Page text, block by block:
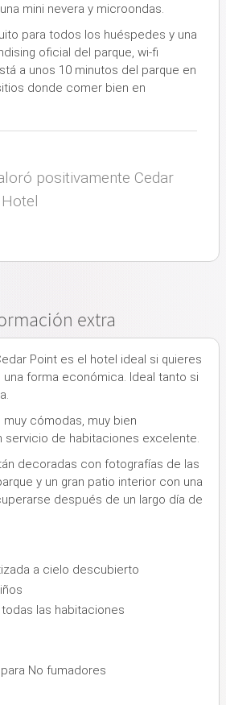
mini nevera y microondas.
para todos los huéspedes y una
oficial del parque, wi-fi
a unos 10 minutos del parque en
donde comer bien en
positivamente Cedar
extra
Point es el hotel ideal si quieres
forma económica. Ideal tanto si
cómodas, muy bien
servicio de habitaciones excelente.
decoradas con fotografías de las
y un gran patio interior con una
después de un largo día de
a cielo descubierto
las habitaciones
No fumadores